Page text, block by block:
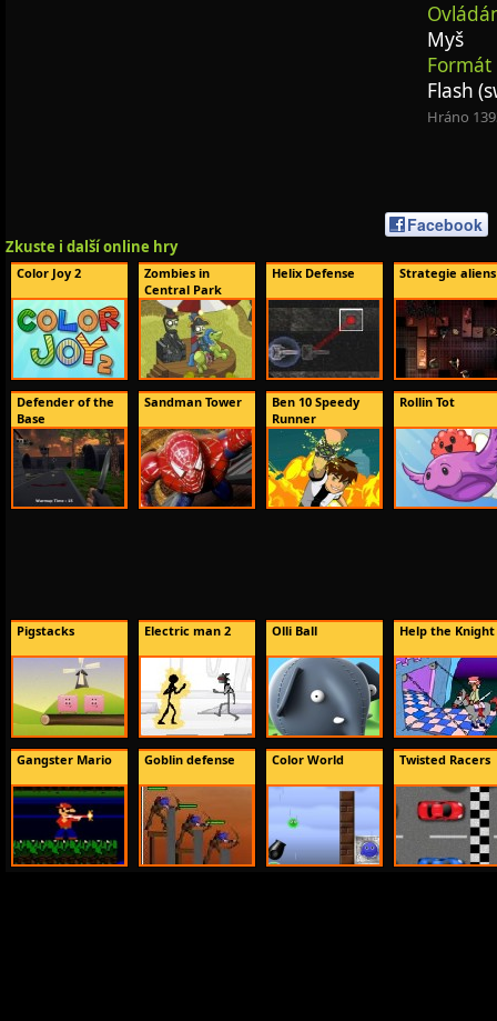
Myš
Flash
Hráno
Facebook
Zkuste i další online hry
Color Joy 2
Zombies in
Central Park
Helix Defense Strategie aliens
Defender of the
Base
Sandman Tower
Ben 10 Speedy
Runner
Rollin Tot
Pigstacks Electric man 2 Olli Ball Help the Knight
Gangster Mario Goblin defense Color World Twisted Racers